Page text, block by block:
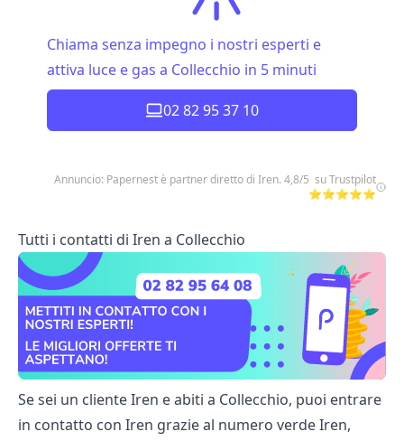
Chiama senza impegno i nostri esperti e
attiva luce e gas a Collecchio in 5 minuti
02 82 95 37 10
Annuncio: Papernest è partner diretto di Iren. 4,8/5 su Trustpilot
⭐⭐⭐⭐⭐
Tutti i contatti di Iren a Collecchio
Se sei un cliente Iren e abiti a Collecchio, puoi entrare
in contatto con Iren grazie al numero verde Iren,